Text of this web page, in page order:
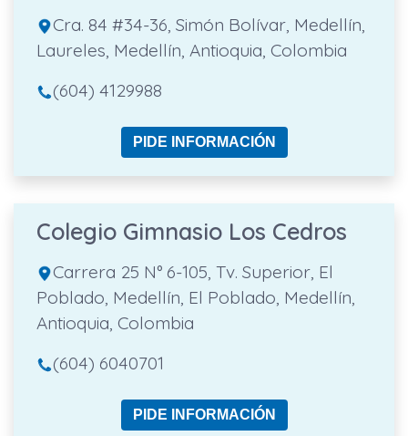
Cra. 84 #34-36, Simón Bolívar, Medellín,
Laureles, Medellín, Antioquia, Colombia
(604) 4129988
PIDE INFORMACIÓN
Colegio Gimnasio Los Cedros
Carrera 25 N° 6-105, Tv. Superior, El
Poblado, Medellín, El Poblado, Medellín,
Antioquia, Colombia
(604) 6040701
PIDE INFORMACIÓN